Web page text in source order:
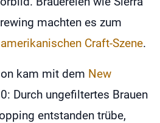
machten es zum
amerikanischen Craft-Szene.
kam mit dem New
Durch ungefiltertes Brauen
entstanden trübe,